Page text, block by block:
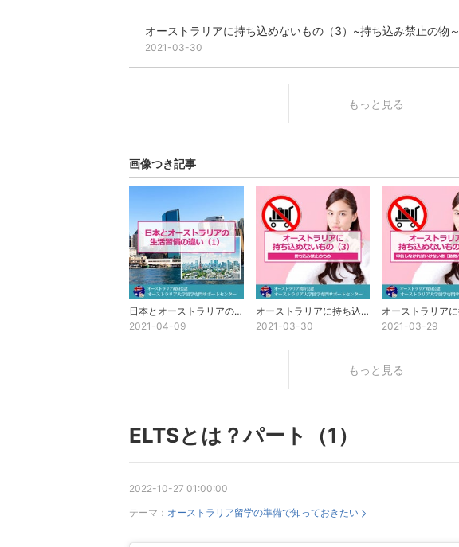
オーストラリアに持ち込めないもの（3）~持ち込み禁止の物～
2021-03-30
もっと見る
画像つき記事
日本とオーストラリアの生活習慣の違い（1）
2021-04-09
オーストラリアに持ち込めないもの（3）~持ち込み禁止の物～
2021-03-30
2021-03-29
もっと見る
ELTSとは？パート（1）
2022-10-27 01:00:00
テーマ： オーストラリア留学の準備で知っておきたい